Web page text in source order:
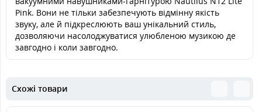
Pink. Вони не тільки забезпечують відмінну якість
звуку, але й підкреслюють ваш унікальний стиль,
дозволяючи насолоджуватися улюбленою музикою де
завгодно і коли завгодно.
Схожі товари